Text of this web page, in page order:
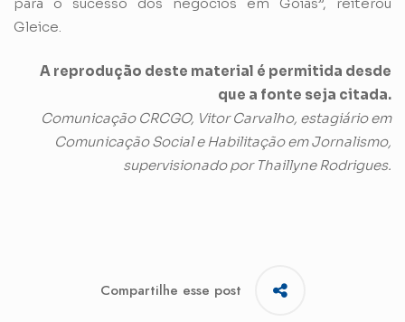
Gleice.
A reprodução deste material é permitida desde
que a fonte seja citada.
Comunicação CRCGO, Vitor Carvalho, estagiário em
Comunicação Social e Habilitação em Jornalismo,
supervisionado por Thaillyne Rodrigues.
Compartilhe esse post